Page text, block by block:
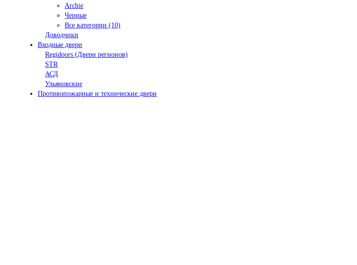
Archie
Черные
Все категории (10)
Доводчики
Входные двери
Regidoors (Двери регионов)
STR
АСД
Ульяновские
Противопожарные и технические двери